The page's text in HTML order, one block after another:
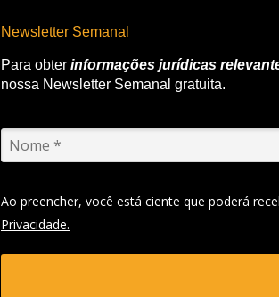
Newsletter Semanal
Para obter informações jurídicas
nossa Newsletter Semanal gratuita.
Ao preencher, você está ciente que poderá
Privacidade.